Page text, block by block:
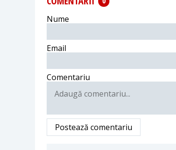
Nume
Email
Comentariu
Postează comentariu